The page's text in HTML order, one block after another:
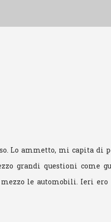
Lo ammetto, mi capita di
grandi questioni come
le automobili. Ieri